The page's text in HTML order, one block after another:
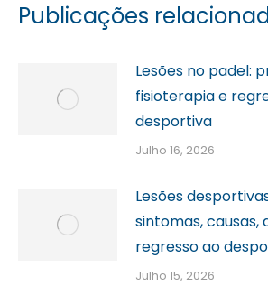
Publicações
Lesões no padel:
fisioterapia e
desportiva
Julho 16, 2026
Lesões
sintomas, causas,
regresso ao
Julho 15, 2026